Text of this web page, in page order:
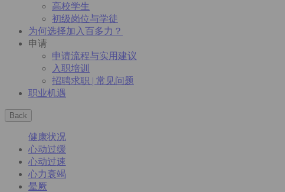
高校学生
初级岗位与学徒
为何选择加入百多力？
申请
申请流程与实用建议
入职培训
招聘求职 | 常见问题
职业机遇
Back
健康状况
心动过缓
心动过速
心力衰竭
晕厥